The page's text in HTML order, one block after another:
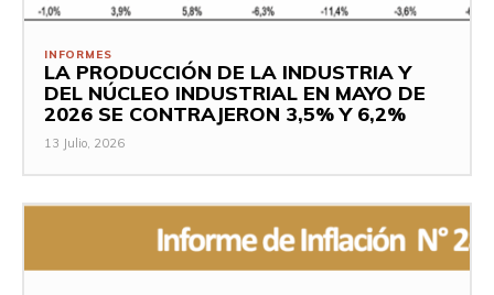
INFORMES
LA PRODUCCIÓN DE LA INDUSTRIA Y
DEL NÚCLEO INDUSTRIAL EN MAYO DE
2026 SE CONTRAJERON 3,5% Y 6,2%
13 Julio, 2026